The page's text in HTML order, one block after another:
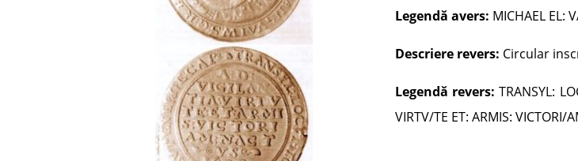
Legendă avers: MICHAEL EL:
Descriere revers: Circular
Legendă revers:TRANSYL:
VIRTV/TE ET: ARMIS: VICTORI/